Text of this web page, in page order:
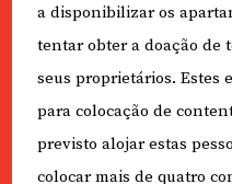
a disponibilizar os
tentar obter a doação de
seus proprietários. Estes
para colocação de
previsto alojar estas
colocar mais de quatro